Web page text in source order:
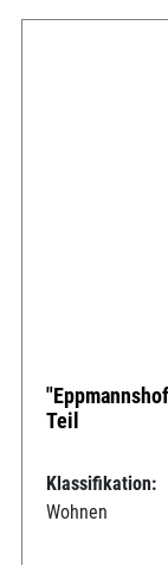
Teil
Klassifikation:
Wohnen